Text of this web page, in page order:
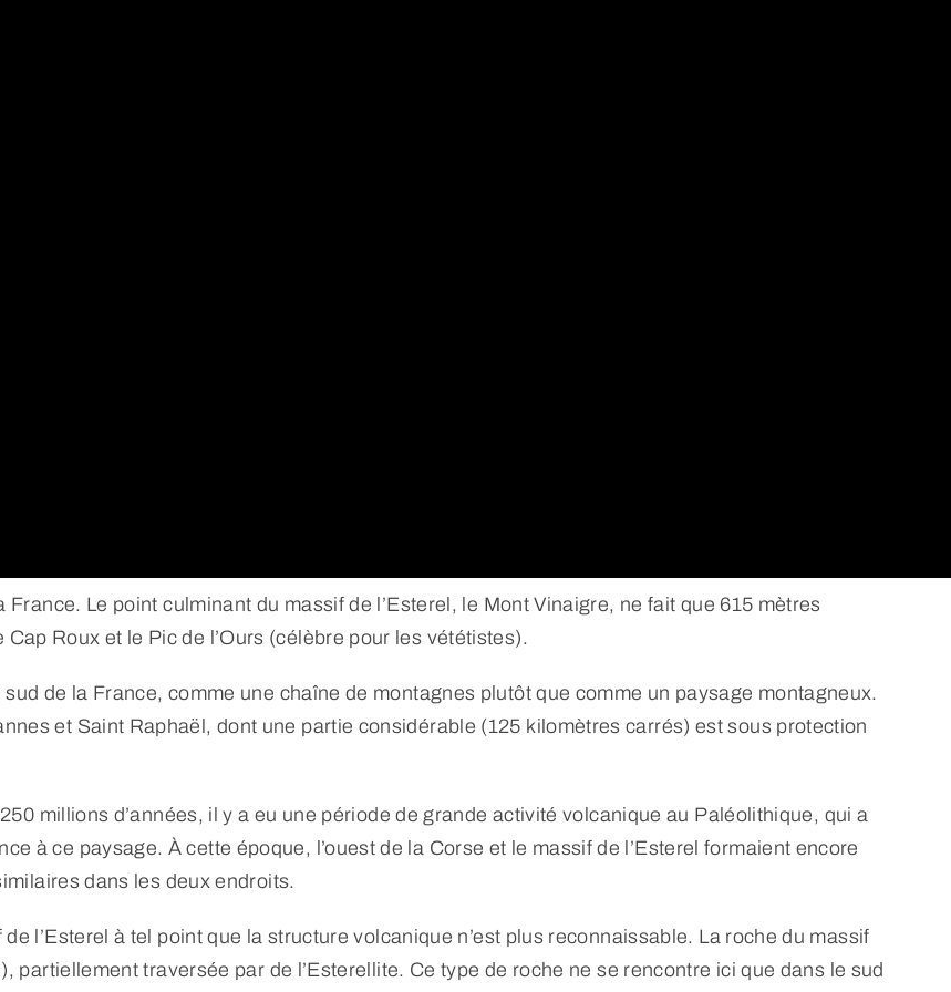
Le point culminant du massif de l’Esterel, le Mont Vinaigre, ne fait que 615 mètres
Roux et le Pic de l’Ours (célèbre pour les vététistes).
de la France, comme une chaîne de montagnes plutôt que comme un paysage montagneux.
et Saint Raphaël, dont une partie considérable (125 kilomètres carrés) est sous protection
millions d’années, il y a eu une période de grande activité volcanique au Paléolithique, qui a
à ce paysage. À cette époque, l’ouest de la Corse et le massif de l’Esterel formaient encore
dans les deux endroits.
l’Esterel à tel point que la structure volcanique n’est plus reconnaissable. La roche du massif
partiellement traversée par de l’Esterellite. Ce type de roche ne se rencontre ici que dans le sud